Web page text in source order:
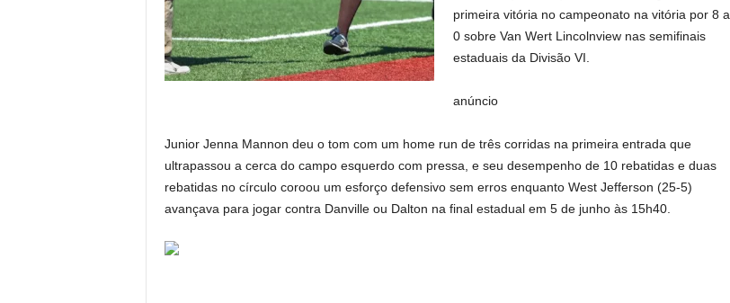
primeira vitória no campeonato na vitória por 8 a
0 sobre Van Wert Lincolnview nas semifinais
estaduais da Divisão VI.
anúncio
Junior Jenna Mannon deu o tom com um home run de três corridas na primeira entrada que
ultrapassou a cerca do campo esquerdo com pressa, e seu desempenho de 10 rebatidas e duas
rebatidas no círculo coroou um esforço defensivo sem erros enquanto West Jefferson (25-5)
avançava para jogar contra Danville ou Dalton na final estadual em 5 de junho às 15h40.